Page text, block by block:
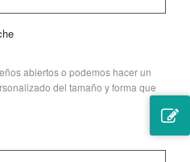
abiertos o podemos hacer un
del tamaño y forma que